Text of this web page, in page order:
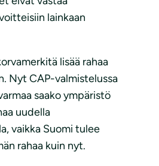
lainkaan
lisää rahaa
Nyt CAP-valmistelussa
saako ympäristö
uudella
vaikka Suomi tulee
rahaa kuin nyt.